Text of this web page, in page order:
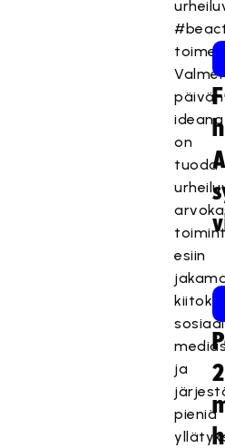
päivän
ideana
on
tuoda
esiin
kiitoksia
ja
pieniä